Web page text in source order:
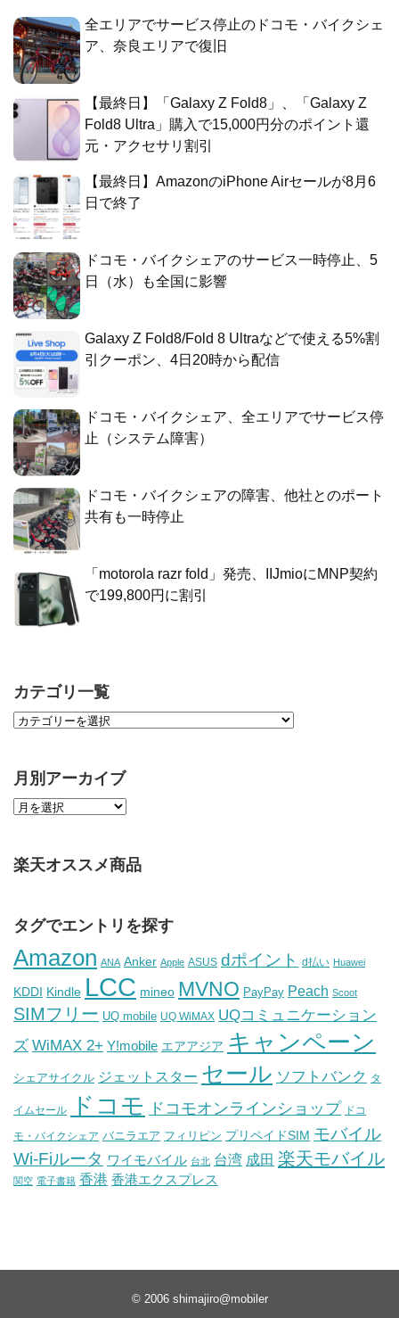
全エリアでサービス停止のドコモ・バイクシェ
ア、奈良エリアで復旧
【最終日】「Galaxy Z Fold8」、「Galaxy Z
Fold8 Ultra」購入で15,000円分のポイント還
元・アクセサリ割引
【最終日】AmazonのiPhone Airセールが8月6
日で終了
ドコモ・バイクシェアのサービス一時停止、5
日（水）も全国に影響
Galaxy Z Fold8/Fold 8 Ultraなどで使える5%割
引クーポン、4日20時から配信
ドコモ・バイクシェア、全エリアでサービス停
止（システム障害）
ドコモ・バイクシェアの障害、他社とのポート
共有も一時停止
「motorola razr fold」発売、IIJmioにMNP契約
で199,800円に割引
カテゴリ一覧
月別アーカイブ
楽天オススメ商品
タグでエントリを探す
Amazon ANA Anker Apple ASUS dポイント d払い Huawei
KDDI Kindle LCC mineo MVNO PayPay Peach Scoot
SIMフリー UQ mobile UQ WiMAX UQコミュニケーション
ズ WiMAX 2+ Y!mobile エアアジア キャンペーン
シェアサイクル ジェットスター セール ソフトバンク タ
イムセール ドコモ ドコモオンラインショップ ドコ
モ・バイクシェア バニラエア フィリピン プリペイドSIM モバイル
Wi-Fiルータ ワイモバイル 台北 台湾 成田 楽天モバイル
関空 電子書籍 香港 香港エクスプレス
© 2006 shimajiro@mobiler